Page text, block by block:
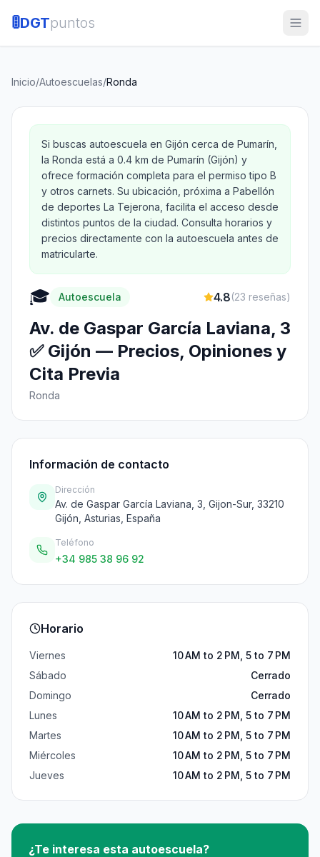
🚦DGTpuntos
Inicio/Autoescuelas/Ronda
Si buscas autoescuela en Gijón cerca de Pumarín,
la Ronda está a 0.4 km de Pumarín (Gijón) y
ofrece formación completa para el permiso tipo B
y otros carnets. Su ubicación, próxima a Pabellón
de deportes La Tejerona, facilita el acceso desde
distintos puntos de la ciudad. Consulta horarios y
precios directamente con la autoescuela antes de
matricularte.
🎓 Autoescuela 4.8(23 reseñas)
Av. de Gaspar García Laviana, 3
✅ Gijón — Precios, Opiniones y
Cita Previa
Ronda
Información de contacto
Dirección
Av. de Gaspar García Laviana, 3, Gijon-Sur, 33210
Gijón, Asturias, España
Teléfono
+34 985 38 96 92
Horario
Viernes
10 AM to 2 PM, 5 to 7 PM
Sábado
Cerrado
Domingo
Cerrado
Lunes
10 AM to 2 PM, 5 to 7 PM
Martes
10 AM to 2 PM, 5 to 7 PM
Miércoles
10 AM to 2 PM, 5 to 7 PM
Jueves
10 AM to 2 PM, 5 to 7 PM
¿Te interesa esta autoescuela?